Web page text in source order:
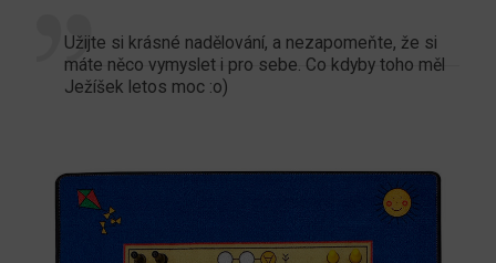
Užijte si krásné nadělování, a nezapomeňte, že si
máte něco vymyslet i pro sebe. Co kdyby toho měl
Ježíšek letos moc :o)